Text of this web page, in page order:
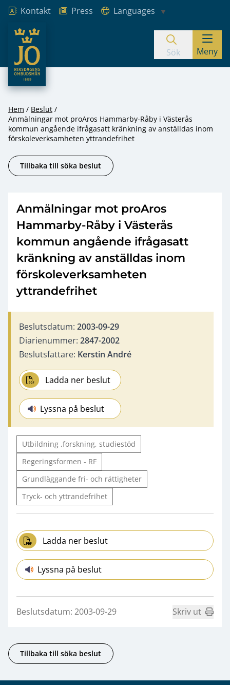
Hoppa till innehåll
Kontakt Press
Languages
JO – Riksdagens Ombudsmän
Sök Meny
Hem
Beslut
Anmälningar mot proAros Hammarby-Råby i Västerås
kommun angående ifrågasatt kränkning av anställdas inom
förskoleverksamheten yttrandefrihet
Tillbaka till söka beslut
Anmälningar mot proAros
Hammarby-Råby i Västerås
kommun angående ifrågasatt
kränkning av anställdas inom
förskoleverksamheten
yttrandefrihet
Beslutsdatum: 2003-09-29
Diarienummer: 2847-2002
Beslutsfattare: Kerstin André
Ladda ner beslut
Lyssna på beslut
Utbildning ,forskning, studiestöd
Regeringsformen - RF
Grundläggande fri- och rättigheter
Tryck- och yttrandefrihet
Ladda ner beslut
Lyssna på beslut
Beslutsdatum: 2003-09-29 Skriv ut
Tillbaka till söka beslut